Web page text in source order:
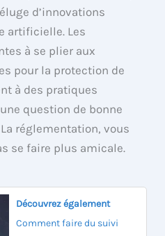
d’innovations
artificielle. Les
à se plier aux
pour la protection de
à des pratiques
question de bonne
réglementation, vous
se faire plus amicale.
Découvrez également
Comment faire du suivi